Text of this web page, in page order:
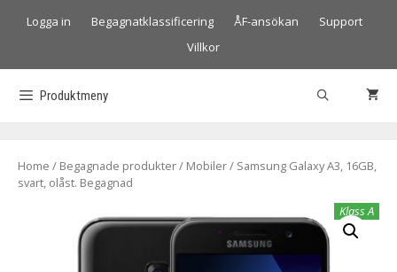
Logga in Begagnatklassificering ÅF-ansökan
Support
Villkor
Produktmeny
Home / Begagnade produkter/ Mobiler/ Samsung Galaxy A3, 16GB,
svart, olåst. Begagnad
Klass A